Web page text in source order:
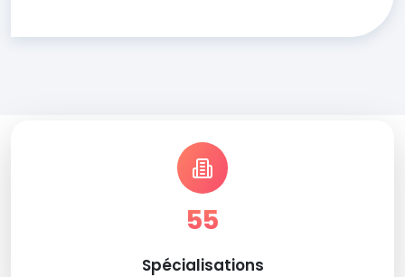
55
Spécialisations